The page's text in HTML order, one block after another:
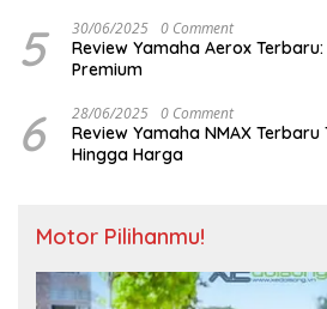
5 30/06/2025 0 Comment
Review Yamaha Aerox
Premium
6 28/06/2025 0 Comment
Review Yamaha NMAX
Hingga Harga
Motor Pilihanmu!